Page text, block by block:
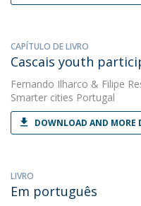
CAPÍTULO DE LIVRO
Cascais youth
Fernando Ilharco & Filipe
Smarter cities Portugal
DOWNLOAD AND MORE
LIVRO
Em português